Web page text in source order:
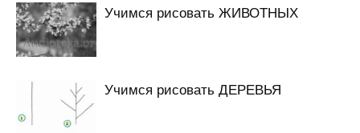
Учимся рисовать ЖИВОТНЫХ
Учимся рисовать ДЕРЕВЬЯ